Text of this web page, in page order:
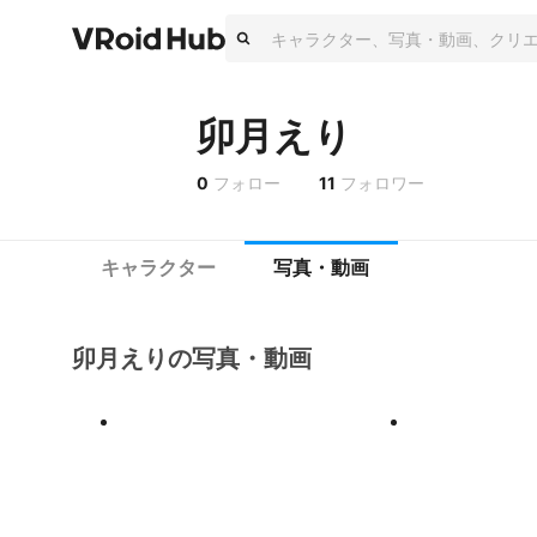
卯月えり
0 フォロー 11 フォロワー
キャラクター 写真・動画
卯月えりの写真・動画